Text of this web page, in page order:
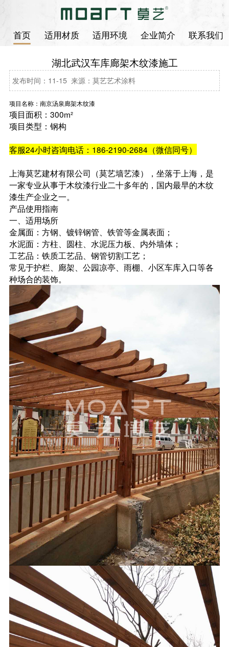
首页 适用材质 适用环境 企业简介 联系我们
湖北武汉车库廊架木纹漆施工
发布时间：11-15 来源：莫艺艺术涂料
项目名称：南京汤泉廊架木纹漆
项目面积：300m²
项目类型：钢构
客服24小时咨询电话：186-2190-2684（微信同号）
上海莫艺建材有限公司（莫艺墙艺漆），坐落于上海，是
一家专业从事于木纹漆行业二十多年的，国内最早的木纹
漆生产企业之一。
产品使用指南
一、适用场所
金属面：方钢、镀锌钢管、铁管等金属表面；
水泥面：方柱、圆柱、水泥压力板、内外墙体；
工艺品：铁质工艺品、钢管切割工艺；
常见于护栏、廊架、公园凉亭、雨棚、小区车库入口等各
种场合的装饰。